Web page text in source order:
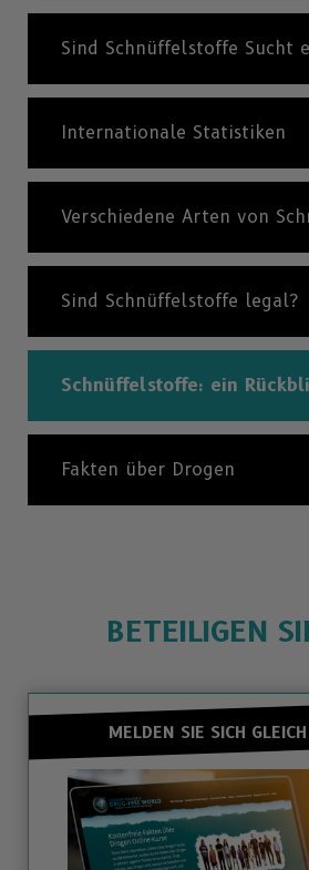
Sind Schnüffelstoffe Sucht
Internationale Statistiken
Verschiedene Arten von
Sind Schnüffelstoffe legal?
Schnüffelstoffe: ein
Fakten über Drogen
BETEILIGEN
MELDEN SIE SICH